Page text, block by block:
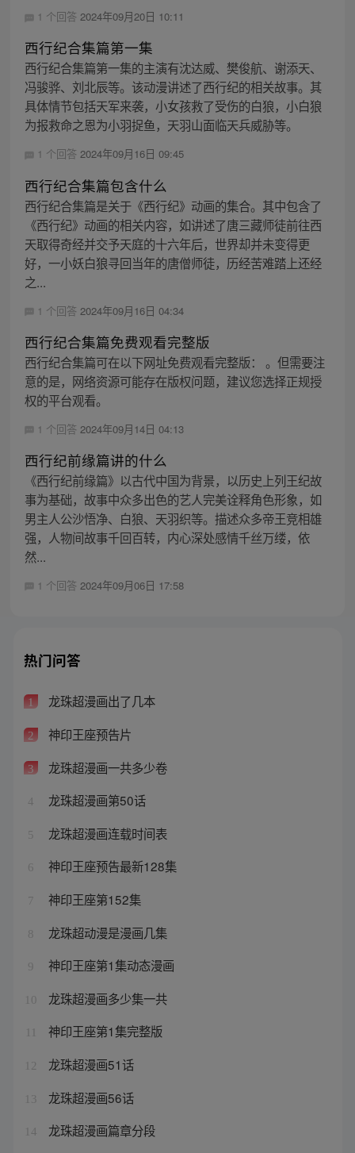
1 个回答 2024年09月20日 10:11
西行纪合集篇第一集
西行纪合集篇第一集的主演有沈达威、樊俊航、谢添天、
冯骏骅、刘北辰等。该动漫讲述了西行纪的相关故事。其
具体情节包括天军来袭，小女孩救了受伤的白狼，小白狼
为报救命之恩为小羽捉鱼，天羽山面临天兵威胁等。
1 个回答 2024年09月16日 09:45
西行纪合集篇包含什么
西行纪合集篇是关于《西行纪》动画的集合。其中包含了
《西行纪》动画的相关内容，如讲述了唐三藏师徒前往西
天取得奇经并交予天庭的十六年后，世界却并未变得更
好，一小妖白狼寻回当年的唐僧师徒，历经苦难踏上还经
之...
1 个回答 2024年09月16日 04:34
西行纪合集篇免费观看完整版
西行纪合集篇可在以下网址免费观看完整版： 。但需要注
意的是，网络资源可能存在版权问题，建议您选择正规授
权的平台观看。
1 个回答 2024年09月14日 04:13
西行纪前缘篇讲的什么
《西行纪前缘篇》以古代中国为背景，以历史上列王纪故
事为基础，故事中众多出色的艺人完美诠释角色形象，如
男主人公沙悟净、白狼、天羽织等。描述众多帝王竞相雄
强，人物间故事千回百转，内心深处感情千丝万缕，依
然...
1 个回答 2024年09月06日 17:58
热门问答
1 龙珠超漫画出了几本
2 神印王座预告片
3 龙珠超漫画一共多少卷
4 龙珠超漫画第50话
5 龙珠超漫画连载时间表
6 神印王座预告最新128集
7 神印王座第152集
8 龙珠超动漫是漫画几集
9 神印王座第1集动态漫画
10 龙珠超漫画多少集一共
神印王座第1集完整版
12 龙珠超漫画51话
13 龙珠超漫画56话
14 龙珠超漫画篇章分段